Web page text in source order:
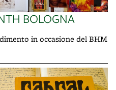
BOLOGNA
in occasione del BHM